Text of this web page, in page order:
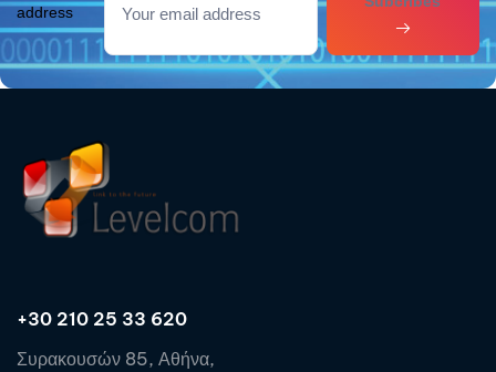
address
+30 210 25 33 620
Συρακουσών 85, Αθήνα,